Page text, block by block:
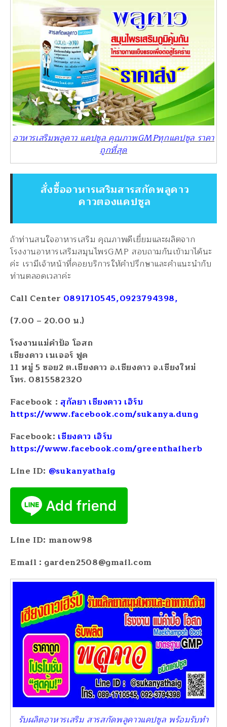
อาหารเสริมพลูคาว แคปซูล คุณภาพGMPทุกแคปซูล ราคา
ถูกที่สุด
สั่งซื้ออาหารเสริมสารสกัดพลูคาว
คาวตองแคปซูล
ถ้าท่านสนใจอาหารเสริม คุณภาพดีเยี่ยมและผลิตจาก
โรงงานอาหารเสริมสมุนไพรGMP สอบถามกันเข้ามาได้นะ
ค่ะ เรามีเจ้าหน้าที่คอยบริการให้คำปรึกษาและคำแนะนำกับ
ท่านตลอดเวลาค่ะ
Call Center 0891710545,0923794398,
(7.00 – 20.00 น.)
โรงงานแม่คำป้อ โอสถ
เชียงดาว เนเจอร์ ฟูด
11 หมู่ 5 ซอย2 ต.เชียงดาว อ.เชียงดาว จ.เชียงใหม่
โทร. 0815582320
Facebook :สุกัลยา เชียงดาว เฮิร์บ
https://www.facebook.com/sukanya.dung
Facebook: เชียงดาว เฮิร์บ
https://www.facebook.com/greenthaiherb
Line ID: @sukanyathaig
Line ID: manow98
Email : garden2508@gmail.com
รับผลิตอาหารเสริม สารสกัดพลูคาวแคปซูล พร้อมรับทำ